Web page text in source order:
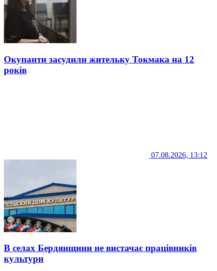
Окупанти засудили жительку Токмака на 12
років
07.08.2026, 13:12
В селах Бердянщини не вистачає працівників
культури